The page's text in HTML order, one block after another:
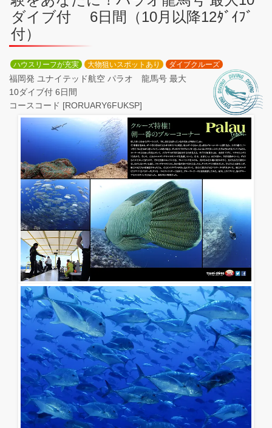
ダイブ付 6日間（10月以降12ﾀﾞｲﾌﾞ
付）
ハウスリーフが充実 大物狙いスポットあり ダイブクルーズ
福岡発 ユナイテッド航空 パラオ 龍馬号 最大
10ダイブ付 6日間
コースコード [RORUARY6FUKSP]